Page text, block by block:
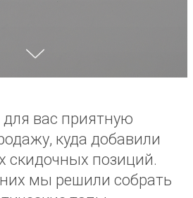
вас приятную
куда добавили
скидочных позиций.
мы решили собрать